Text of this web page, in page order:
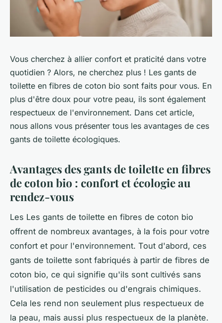
Vous cherchez à allier confort et praticité dans votre
quotidien ? Alors, ne cherchez plus ! Les gants de
toilette en fibres de coton bio sont faits pour vous. En
plus d'être doux pour votre peau, ils sont également
respectueux de l'environnement. Dans cet article,
nous allons vous présenter tous les avantages de ces
gants de toilette écologiques.
Avantages des gants de toilette en fibres
de coton bio : confort et écologie au
rendez-vous
Les Les gants de toilette en fibres de coton bio
offrent de nombreux avantages, à la fois pour votre
confort et pour l'environnement. Tout d'abord, ces
gants de toilette sont fabriqués à partir de fibres de
coton bio, ce qui signifie qu'ils sont cultivés sans
l'utilisation de pesticides ou d'engrais chimiques.
Cela les rend non seulement plus respectueux de
la peau, mais aussi plus respectueux de la planète.